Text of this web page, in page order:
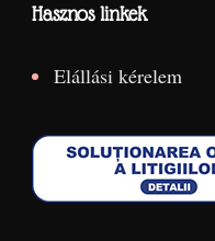
Hasznos linkek
Elállási kérelem